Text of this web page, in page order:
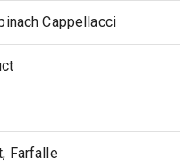
Cappellacci
Farfalle